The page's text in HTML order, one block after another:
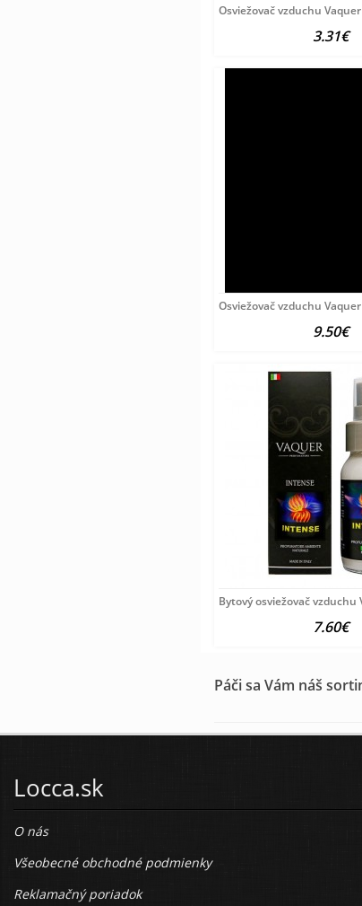
Osviežovač vzduchu
3.31€
Osviežovač vzduchu
9.50€
Bytový osviežovač vzduchu
7.60€
Páči sa Vám náš
Locca.sk
O nás
Všeobecné obchodné podmienky
Reklamačný poriadok